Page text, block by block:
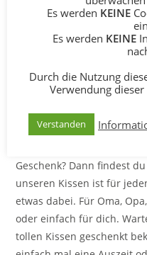
Dieses
schönes
Mit diesem kuscheligen
Geschenk? Dann findest
unseren Kissen ist für
etwas dabei. Für Oma,
oder einfach für dich.
tollen Kissen geschenkt
Es werden KEINE
Es werden KEINE
Durch die Nutzung
Verwendung
Verstanden